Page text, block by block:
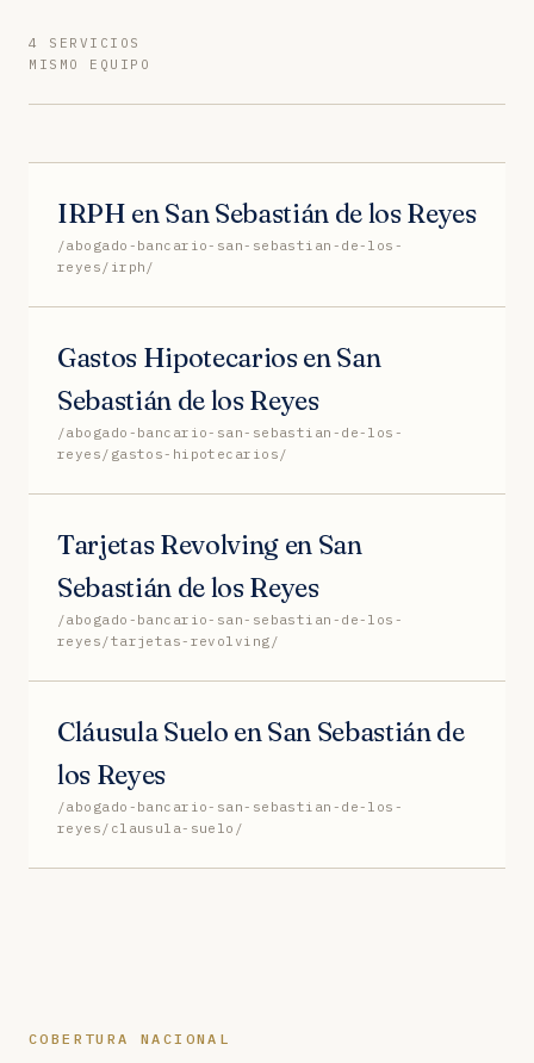
4 SERVICIOS
MISMO EQUIPO
IRPH en San Sebastián de los Reyes
/abogado-bancario-san-sebastian-de-los-
reyes/irph/
Gastos Hipotecarios en San
Sebastián de los Reyes
/abogado-bancario-san-sebastian-de-los-
reyes/gastos-hipotecarios/
Tarjetas Revolving en San
Sebastián de los Reyes
/abogado-bancario-san-sebastian-de-los-
reyes/tarjetas-revolving/
Cláusula Suelo en San Sebastián de
los Reyes
/abogado-bancario-san-sebastian-de-los-
reyes/clausula-suelo/
COBERTURA NACIONAL